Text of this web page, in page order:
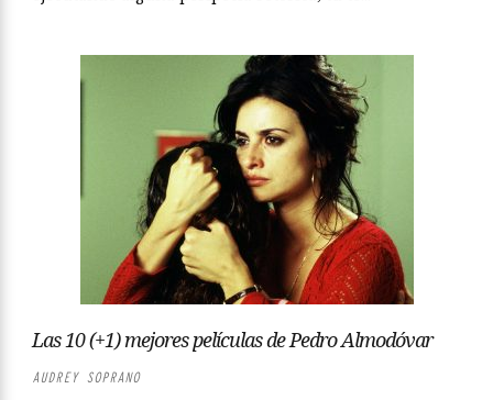
Las 10 (+1) mejores películas de Pedro Almodóvar
AUDREY SOPRANO